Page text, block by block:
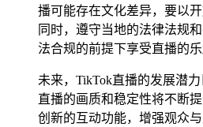
播可能存在文化差异，要以
同时，遵守当地的法律法规
法合规的前提下享受直播的乐
未来，TikTok直播的发展潜
直播的画质和稳定性将不断
创新的互动功能，增强观众